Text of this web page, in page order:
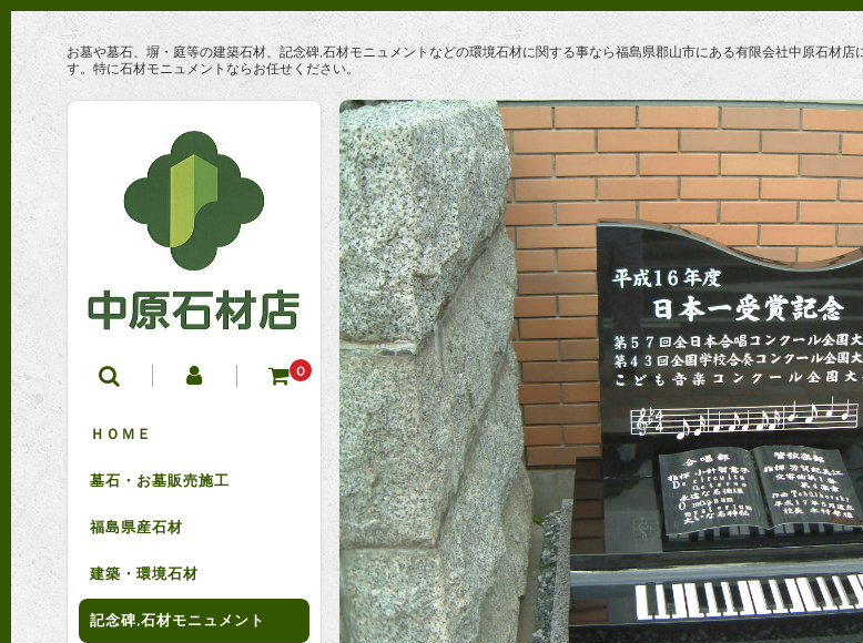
お墓や墓石、塀・庭等の建築石材、記念碑,石材モニュメントなどの環境石材に関する事なら福島県郡山市にある有限会社中原石材
す。特に石材モニュメントならお任せください。
0
ＨＯＭＥ
墓石・お墓販売施工
福島県産石材
建築・環境石材
記念碑,石材モニュメント